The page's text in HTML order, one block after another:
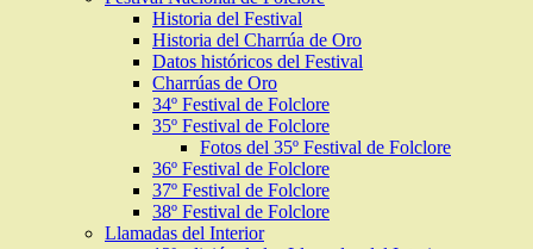
Historia del Festival
Historia del Charrúa de Oro
Datos históricos del Festival
Charrúas de Oro
34º Festival de Folclore
35º Festival de Folclore
Fotos del 35º Festival de Folclore
36º Festival de Folclore
37º Festival de Folclore
38º Festival de Folclore
Llamadas del Interior